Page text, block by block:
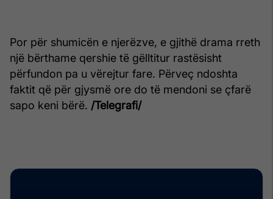
Por për shumicën e njerëzve, e gjithë drama rreth
një bërthame qershie të gëlltitur rastësisht
përfundon pa u vërejtur fare. Përveç ndoshta
faktit që për gjysmë ore do të mendoni se çfarë
sapo keni bërë. /Telegrafi/